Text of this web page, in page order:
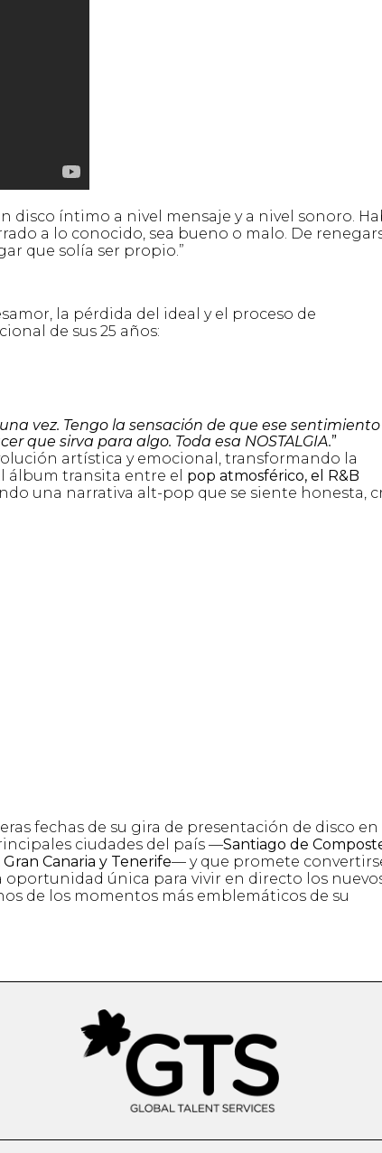
disco íntimo a nivel mensaje y a nivel sonoro.
a lo conocido, sea bueno o malo. De
que solía ser propio.”
la pérdida del ideal y el proceso de
de sus 25 años:
vez. Tengo la sensación de que ese
que sirva para algo. Toda esa NOSTALGIA.”
artística y emocional, transformando la
álbum transita entre el pop atmosférico, el R&B
una narrativa alt-pop que se siente honesta,
fechas de su gira de presentación de disco en
ciudades del país —Santiago de
Canaria y Tenerife— y que promete
única para vivir en directo los
de los momentos más emblemáticos de su